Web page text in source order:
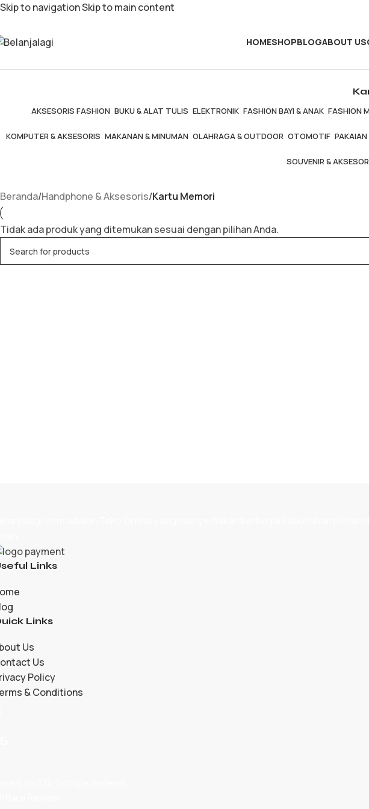
Skip to navigationSkip to main content
HOMESHOPBLOGABOUT US
AKSESORIS FASHION BUKU & ALAT TULIS ELEKTRONIK FASHION BAYI & ANAK FASHION
KOMPUTER & AKSESORIS MAKANAN & MINUMAN OLAHRAGA & OUTDOOR OTOMOTIF PAKAIAN
SOUVENIR &
Beranda/Handphone & Aksesoris/Kartu Memori
Tidak ada produk yang ditemukan sesuai dengan pilihan Anda.
Links
Links
Us
Us
Policy
& Conditions